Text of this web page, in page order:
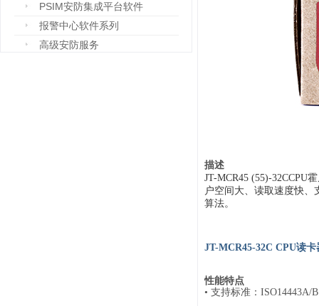
PSIM安防集成平台软件
报警中心软件系列
高级安防服务
描述
JT-MCR45 (55)-32CCPU
户空间大、读取速度快、
算法。
JT-MCR45-32C CPU读
性能特点
• 支持标准：ISO14443A/B